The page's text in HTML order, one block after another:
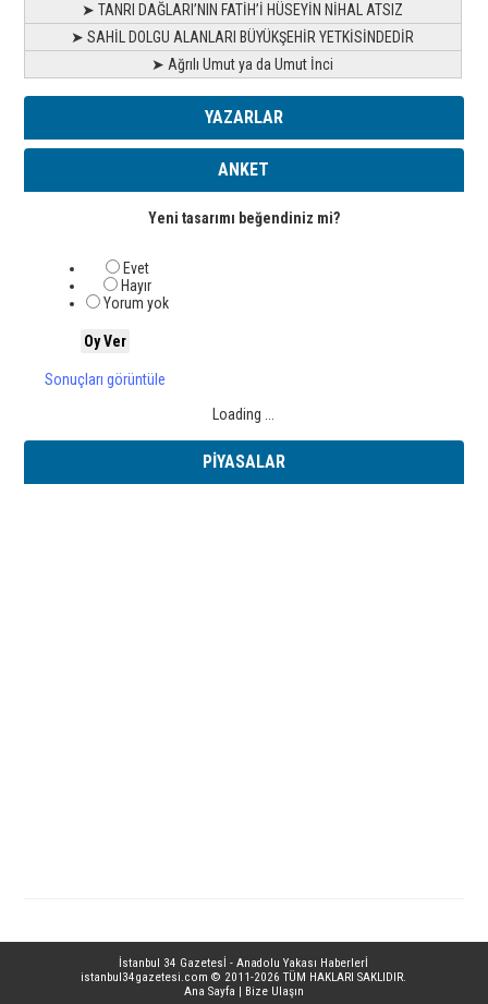
➤ TANRI DAĞLARI’NIN FATİH’İ HÜSEYİN NİHAL ATSIZ
➤ SAHİL DOLGU ALANLARI BÜYÜKŞEHİR YETKİSİNDEDİR
➤ Ağrılı Umut ya da Umut İnci
YAZARLAR
ANKET
Yeni tasarımı beğendiniz mi?
Evet
Hayır
Yorum yok
Sonuçları görüntüle
Loading ...
PİYASALAR
İstanbul 34 Gazetesİ - Anadolu Yakası Haberlerİ
istanbul34gazetesi.com © 2011-2026 TÜM HAKLARI SAKLIDIR.
Ana Sayfa | Bize Ulaşın